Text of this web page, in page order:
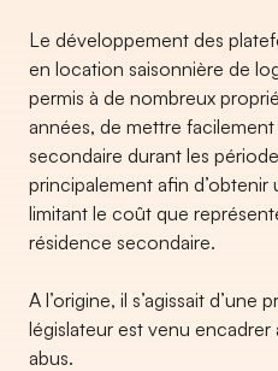
Le développement des
en location saisonnière de
permis à de nombreux
années, de mettre
secondaire durant les
principalement afin
limitant le coût que
résidence secondaire.
A l’origine, il s’agissait
législateur est venu
abus.